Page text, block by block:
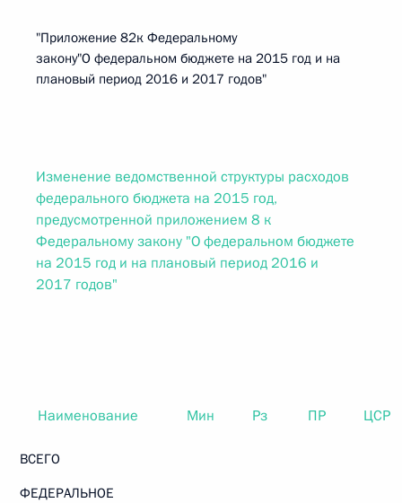
"Приложение 82к Федеральному
закону"О федеральном бюджете на 2015 год и на
плановый период 2016 и 2017 годов"
Изменение ведомственной структуры расходов
федерального бюджета на 2015 год,
предусмотренной приложением 8 к
Федеральному закону "О федеральном бюджете
на 2015 год и на плановый период 2016 и
2017 годов"
Наименование Мин Рз ПР ЦСР
ВСЕГО
ФЕДЕРАЛЬНОЕ